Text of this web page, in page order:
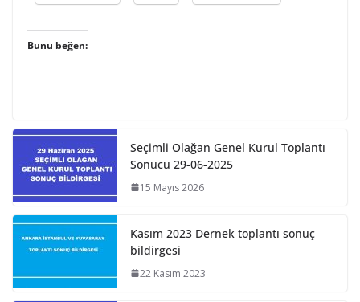
Bunu beğen:
Seçimli Olağan Genel Kurul Toplantı
Sonucu 29-06-2025
15 Mayıs 2026
Kasım 2023 Dernek toplantı sonuç
bildirgesi
22 Kasım 2023